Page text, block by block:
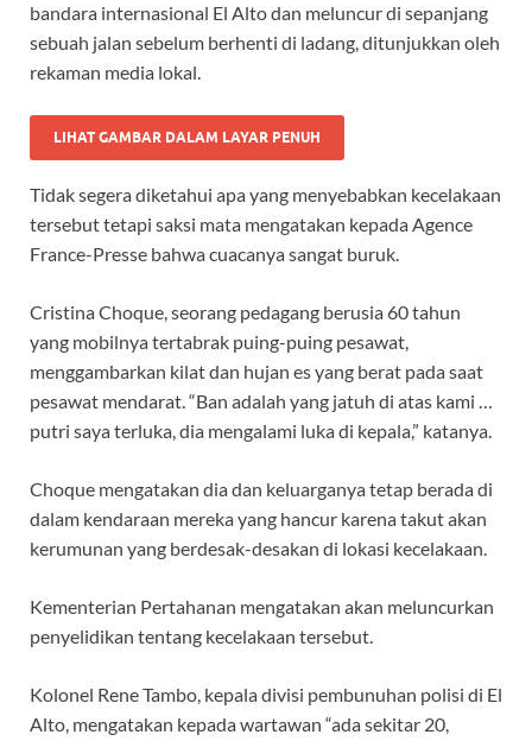
bandara internasional El Alto dan meluncur di sepanjang
sebuah jalan sebelum berhenti di ladang, ditunjukkan oleh
rekaman media lokal.
LIHAT GAMBAR DALAM LAYAR PENUH
Tidak segera diketahui apa yang menyebabkan kecelakaan
tersebut tetapi saksi mata mengatakan kepada Agence
France-Presse bahwa cuacanya sangat buruk.
Cristina Choque, seorang pedagang berusia 60 tahun
yang mobilnya tertabrak puing-puing pesawat,
menggambarkan kilat dan hujan es yang berat pada saat
pesawat mendarat. “Ban adalah yang jatuh di atas kami …
putri saya terluka, dia mengalami luka di kepala,” katanya.
Choque mengatakan dia dan keluarganya tetap berada di
dalam kendaraan mereka yang hancur karena takut akan
kerumunan yang berdesak-desakan di lokasi kecelakaan.
Kementerian Pertahanan mengatakan akan meluncurkan
penyelidikan tentang kecelakaan tersebut.
Kolonel Rene Tambo, kepala divisi pembunuhan polisi di El
Alto, mengatakan kepada wartawan “ada sekitar 20,